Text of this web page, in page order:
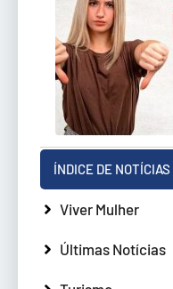
ÍNDICE DE NOTÍCIAS
Viver Mulher
Últimas Notícias